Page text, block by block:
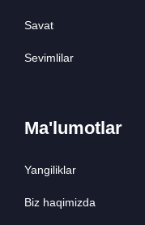
Savat
Sevimlilar
Ma'lumotlar
Yangiliklar
Biz haqimizda